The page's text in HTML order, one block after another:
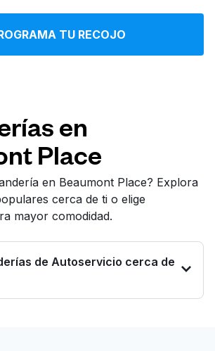
TU RECOJO
en
Place
en Beaumont Place? Explora
cerca de ti o elige
mayor comodidad.
de Autoservicio cerca de